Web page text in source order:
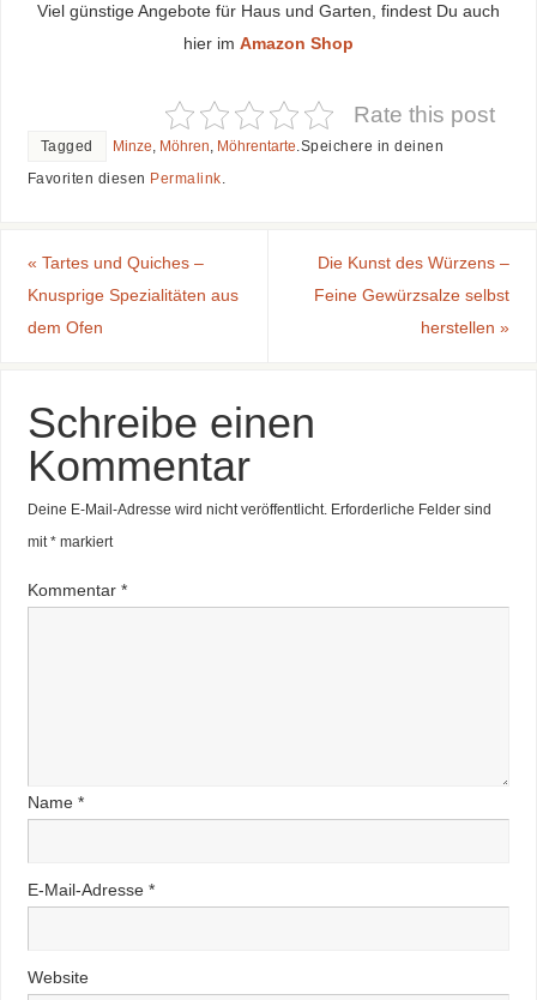
Viel günstige Angebote für Haus und Garten, findest Du auch
hier im Amazon Shop
Rate this post
Tagged Minze, Möhren, Möhrentarte.Speichere in deinen
Favoriten diesen Permalink.
« Tartes und Quiches –
Knusprige Spezialitäten aus
dem Ofen
Die Kunst des Würzens –
Feine Gewürzsalze selbst
herstellen»
Schreibe einen
Kommentar
Deine E-Mail-Adresse wird nicht veröffentlicht. Erforderliche Felder sind
mit*markiert
Kommentar *
Name *
E-Mail-Adresse *
Website